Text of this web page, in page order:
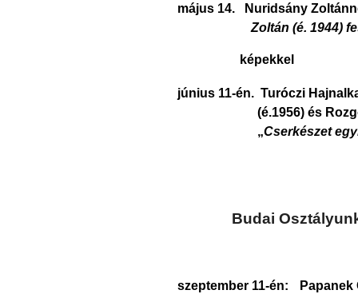
május 14.
Nuridsány
Zoltán (é. 1944)
képekkel
június 11-én. Turóczi
(é.1956) és
„Cserkészet
Budai
szeptember 11-én: Papanek